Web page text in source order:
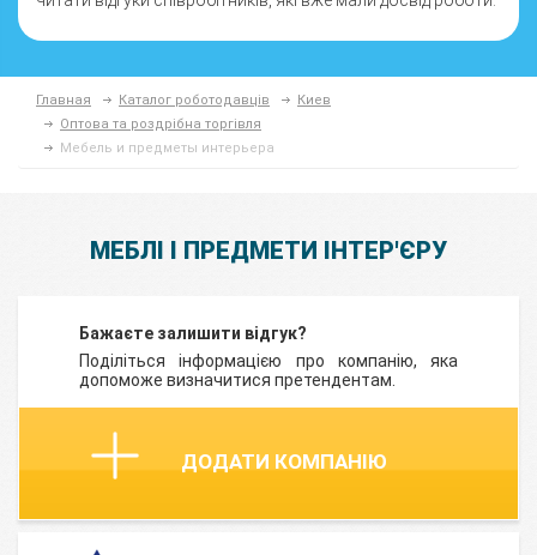
Главная Каталог роботодавців
Киев
Оптова та роздрібна торгівля
Мебель и предметы интерьера
МЕБЛІ І ПРЕДМЕТИ ІНТЕР'ЄРУ
Бажаєте залишити відгук?
Поділіться інформацією про компанію, яка
допоможе визначитися претендентам.
ДОДАТИ КОМПАНІЮ